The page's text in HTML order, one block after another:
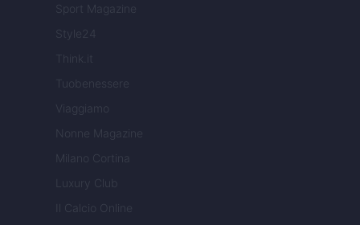
Sport Magazine
Style24
Think.it
Tuobenessere
Viaggiamo
Nonne Magazine
Milano Cortina
Luxury Club
Il Calcio Online